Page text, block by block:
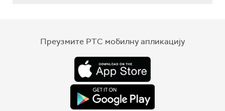
Преузмите РТС мобилну апликацију